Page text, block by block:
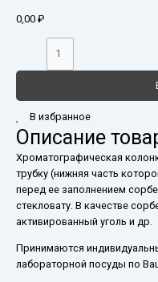
0,00 ₽
В избранное
Описание
Хроматографическая
трубку (нижняя часть
перед ее заполнением
стекловату. В качестве
активированный уголь и др.
Принимаются
лабораторной посуды по